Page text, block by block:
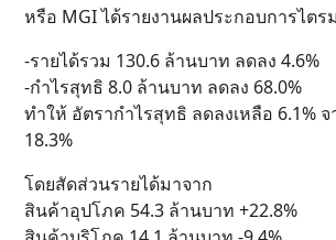
หรือ MGI ได้รายงานผลประกอบการไตร
-รายได้รวม 130.6 ล้านบาท ลดลง 4.6%
-กำไรสุทธิ 8.0 ล้านบาท ลดลง 68.0%
ทำให้ อัตรากําไรสุทธิ ลดลงเหลือ 6.1%
18.3%
โดยสัดส่วนรายได้มาจาก
สินค้าอุปโภค 54.3 ล้านบาท +22.8%